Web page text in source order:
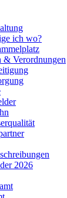
ich wo?
& Verordnungen
2026